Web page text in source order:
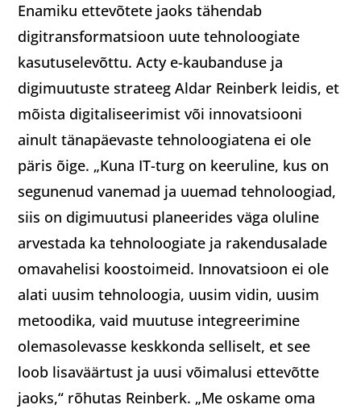
Enamiku ettevõtete jaoks tähendab
digitransformatsioon uute tehnoloogiate
kasutuselevõttu. Acty e-kaubanduse ja
digimuutuste strateeg Aldar Reinberk leidis, et
mõista digitaliseerimist või innovatsiooni
ainult tänapäevaste tehnoloogiatena ei ole
päris õige. „Kuna IT-turg on keeruline, kus on
segunenud vanemad ja uuemad tehnoloogiad,
siis on digimuutusi planeerides väga oluline
arvestada ka tehnoloogiate ja rakendusalade
omavahelisi koostoimeid. Innovatsioon ei ole
alati uusim tehnoloogia, uusim vidin, uusim
metoodika, vaid muutuse integreerimine
olemasolevasse keskkonda selliselt, et see
loob lisaväärtust ja uusi võimalusi ettevõtte
jaoks,“ rõhutas Reinberk. „Me oskame oma